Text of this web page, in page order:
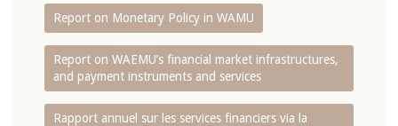
Report on Monetary Policy in WAMU
Report on WAEMU’s financial market infrastructures,
and payment instruments and services
Rapport annuel sur les services financiers via la